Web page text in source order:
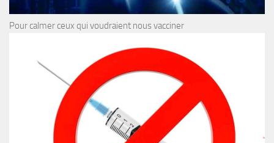
Pour calmer ceux qui voudraient nous vacciner